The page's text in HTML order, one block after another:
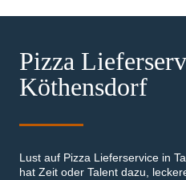
Pizza
Köthensdorf
Lust auf Pizza Lieferservice in
hat Zeit oder Talent dazu,